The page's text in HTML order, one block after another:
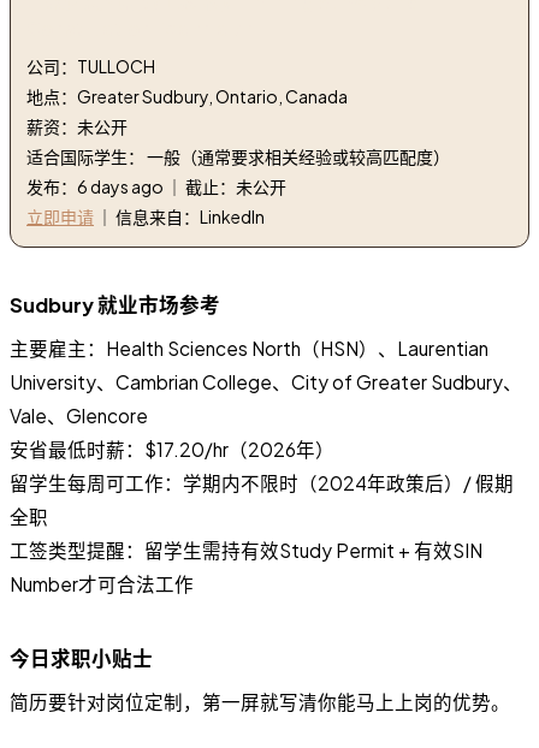
公司：TULLOCH
地点：Greater Sudbury, Ontario, Canada
薪资：未公开
适合国际学生： 一般（通常要求相关经验或较高匹配度）
发布：6 days ago ｜ 截止：未公开
立即申请 ｜ 信息来自：LinkedIn
Sudbury 就业市场参考
主要雇主：Health Sciences North（HSN）、Laurentian
University、Cambrian College、City of Greater Sudbury、
Vale、Glencore
安省最低时薪：$17.20/hr（2026年）
留学生每周可工作：学期内不限时（2024年政策后）/ 假期
全职
工签类型提醒：留学生需持有效Study Permit + 有效SIN
Number才可合法工作
今日求职小贴士
简历要针对岗位定制，第一屏就写清你能马上上岗的优势。